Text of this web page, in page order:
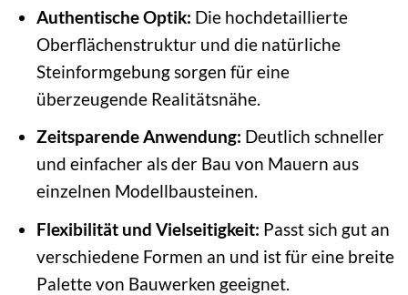
Authentische Optik: Die hochdetaillierte
Oberflächenstruktur und die natürliche
Steinformgebung sorgen für eine
überzeugende Realitätsnähe.
Zeitsparende Anwendung: Deutlich schneller
und einfacher als der Bau von Mauern aus
einzelnen Modellbausteinen.
Flexibilität und Vielseitigkeit: Passt sich gut an
verschiedene Formen an und ist für eine breite
Palette von Bauwerken geeignet.